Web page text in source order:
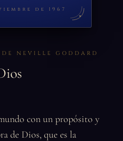
de 1967
NEVILLE GODDARD
con un propósito y
de Dios, que es la